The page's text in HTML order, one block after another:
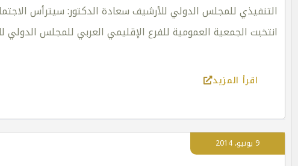
التنفيذي للمجلس الدولي للأرشيف سعادة الدكتور: سيترأس
انتخبت الجمعية العمومية للفرع الإقليمي العربي للمجلس
اقرأ المزيد
9 يونيو، 2014